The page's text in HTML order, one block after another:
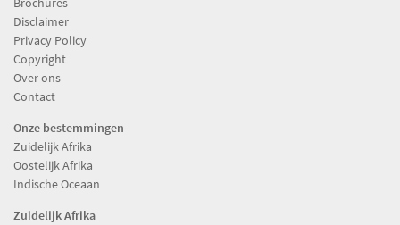
Disclaimer
Privacy Policy
Copyright
Over ons
Contact
Onze bestemmingen
Zuidelijk Afrika
Oostelijk Afrika
Indische Oceaan
Zuidelijk Afrika